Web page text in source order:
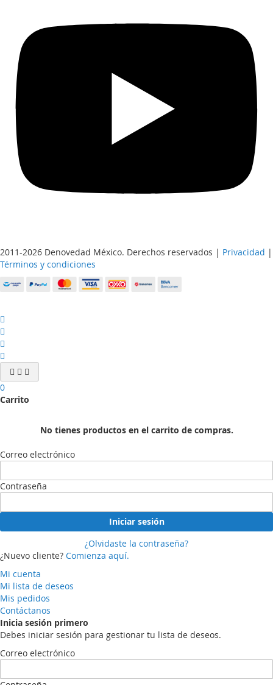
2011-2026 Denovedad México. Derechos reservados | Privacidad |
Términos y condiciones
0
Carrito
No tienes productos en el carrito de compras.
Correo electrónico
Contraseña
Iniciar sesión
¿Olvidaste la contraseña?
¿Nuevo cliente? Comienza aquí.
Mi cuenta
Mi lista de deseos
Mis pedidos
Contáctanos
Inicia sesión primero
Debes iniciar sesión para gestionar tu lista de deseos.
Correo electrónico